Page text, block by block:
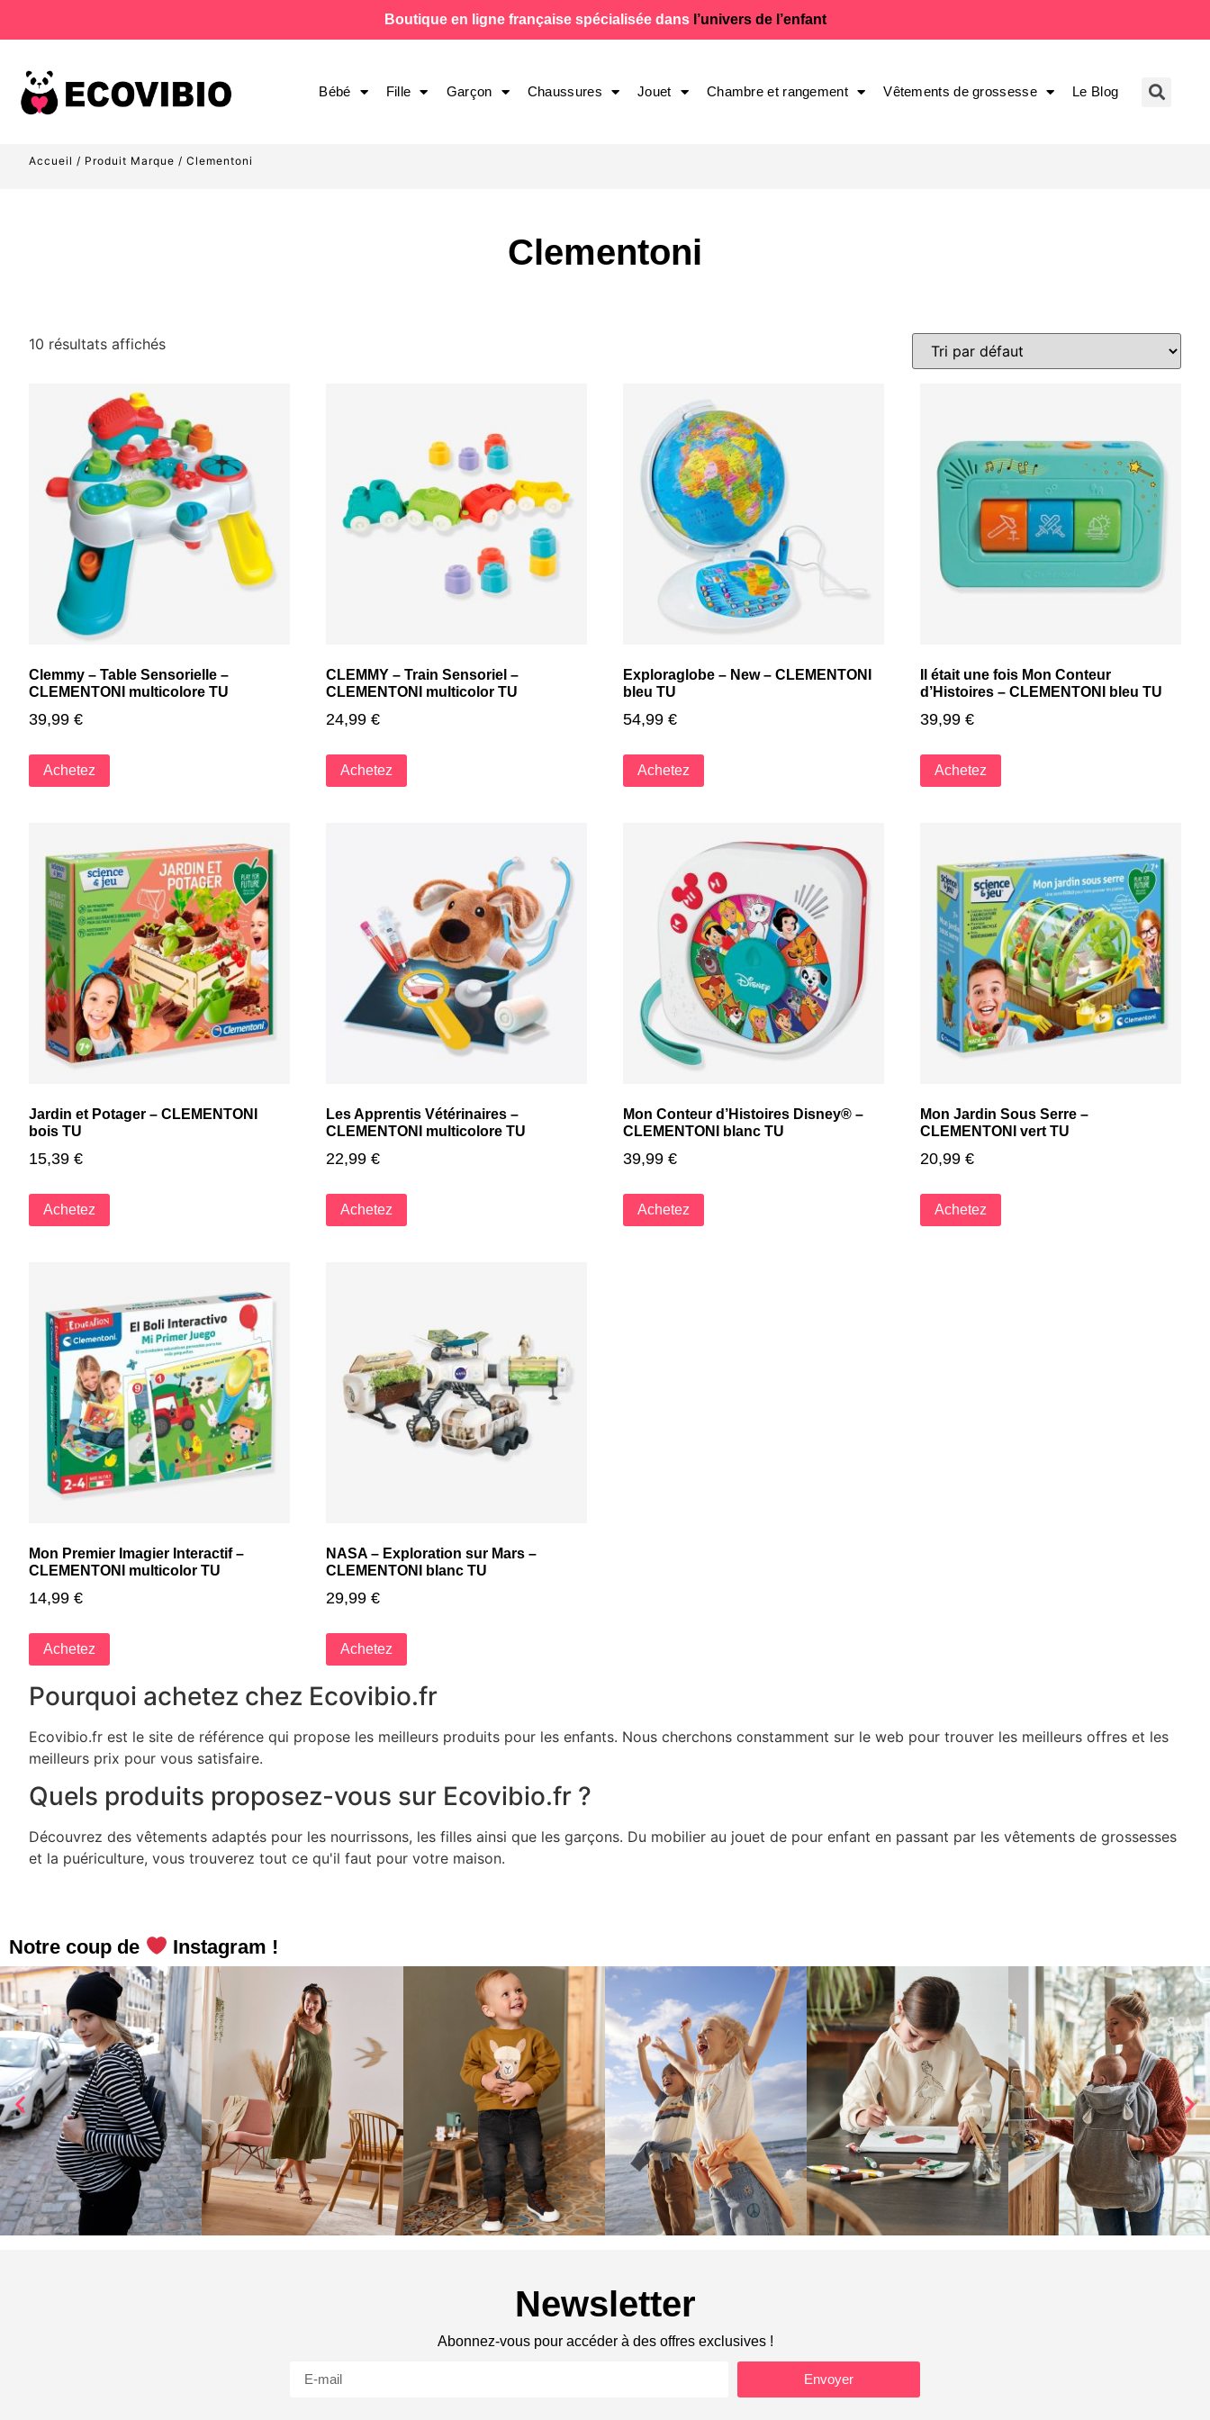
Boutique en ligne française spécialisée dans l’univers de l’enfant
Bébé Fille Garçon Chaussures Jouet Chambre et rangement Vêtements de grossesse Le Blog
Accueil / Produit Marque / Clementoni
Clementoni
10 résultats affichés
Clemmy – Table Sensorielle –
CLEMENTONI multicolore TU
39,99 €
Achetez
CLEMMY – Train Sensoriel –
CLEMENTONI multicolor TU
24,99 €
Achetez
Exploraglobe – New – CLEMENTONI
bleu TU
54,99 €
Achetez
Il était une fois Mon Conteur
d’Histoires – CLEMENTONI bleu TU
39,99 €
Achetez
Jardin et Potager – CLEMENTONI
bois TU
15,39 €
Achetez
Les Apprentis Vétérinaires –
CLEMENTONI multicolore TU
22,99 €
Achetez
Mon Conteur d’Histoires Disney® –
CLEMENTONI blanc TU
39,99 €
Achetez
Mon Jardin Sous Serre –
CLEMENTONI vert TU
20,99 €
Achetez
Mon Premier Imagier Interactif –
CLEMENTONI multicolor TU
14,99 €
Achetez
NASA – Exploration sur Mars –
CLEMENTONI blanc TU
29,99 €
Achetez
Pourquoi achetez chez Ecovibio.fr
Ecovibio.fr est le site de référence qui propose les meilleurs produits pour les enfants. Nous cherchons constamment sur le web pour trouver les meilleurs offres et les
meilleurs prix pour vous satisfaire.
Quels produits proposez-vous sur Ecovibio.fr ?
Découvrez des vêtements adaptés pour les nourrissons, les filles ainsi que les garçons. Du mobilier au jouet de pour enfant en passant par les vêtements de grossesses
et la puériculture, vous trouverez tout ce qu'il faut pour votre maison.
Notre coup de Instagram !
Newsletter
Abonnez-vous pour accéder à des offres exclusives !
Envoyer